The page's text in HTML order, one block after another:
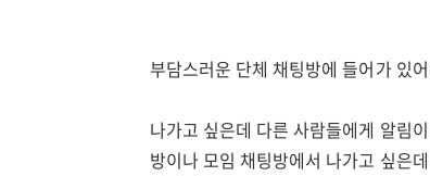
부담스러운 단체 채팅방에 들어가 있
나가고 싶은데 다른 사람들에게 알림
방이나 모임 채팅방에서 나가고 싶